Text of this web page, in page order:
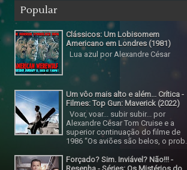
Popular
Clássicos: Um Lobisomem
Americano em Londres (1981)
Lua azul por Alexandre César
Um vôo mais alto e além... Crítica -
Filmes: Top Gun: Maverick (2022)
Voar, voar... subir subir... por
Alexandre César Tom Cruise e a
superior continuação do filme de
1986 “Os aviões são belos, o prob...
Forçado? Sim. Inviável? Não!!! -